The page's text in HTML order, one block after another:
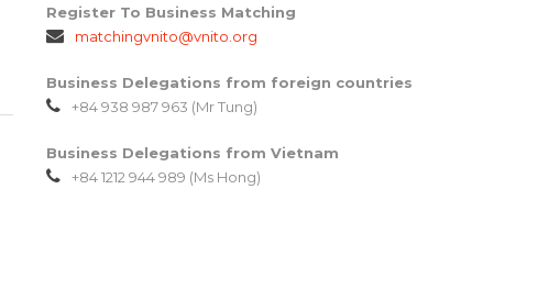
Register To Business Matching
matchingvnito@vnito.org
Business Delegations from foreign countries
+84 938 987 963 (Mr Tung)
Business Delegations from Vietnam
+84 1212 944 989 (Ms Hong)